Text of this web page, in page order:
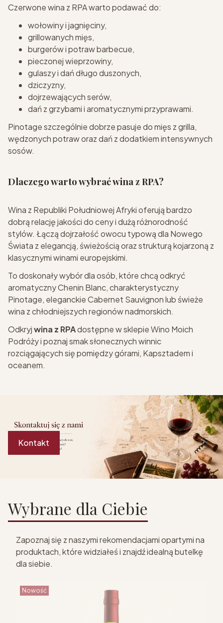
Czerwone wina z RPA warto podawać do:
wołowiny i jagnięciny,
grillowanych mięs,
burgerów i potraw barbecue,
pieczonej wieprzowiny,
gulaszy i dań długo duszonych,
dziczyzny,
dojrzewających serów,
dań z grzybami i aromatycznymi przyprawami.
Pinotage szczególnie dobrze pasuje do mięs z grilla,
wędzonych potraw oraz dań z dodatkiem intensywnych
sosów.
Dlaczego warto wybrać wina z RPA?
Wina z Republiki Południowej Afryki oferują bardzo
dobrą relację jakości do ceny i dużą różnorodność
stylów. Łączą dojrzałość owocu typową dla Nowego
Świata z elegancją, świeżością oraz strukturą kojarzoną z
klasycznymi winami europejskimi.
To doskonały wybór dla osób, które chcą odkryć
aromatyczny Chenin Blanc, charakterystyczny
Pinotage, eleganckie Cabernet Sauvignon lub świeże
wina z chłodniejszych regionów nadmorskich.
Odkryjwina z RPAdostępne w sklepie Wino Moich
Podróży i poznaj smak słonecznych winnic
rozciągających się pomiędzy górami, Kapsztadem i
oceanem.
Kontakt
Wybrane dla Ciebie
Zapoznaj się z naszymi rekomendacjami opartymi na
produktach, które widziałeś i znajdź idealną butelkę
dla siebie.
Nowość